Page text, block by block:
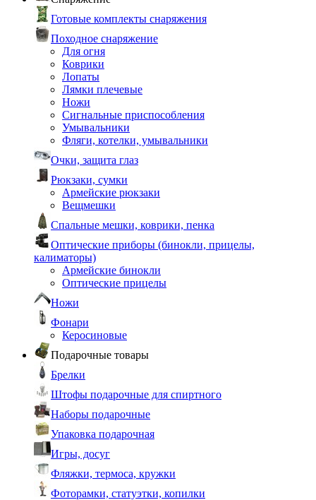
Готовые комплекты снаряжения
Походное снаряжение
Для огня
Коврики
Лопаты
Лямки плечевые
Ножи
Сигнальные приспособления
Умывальники
Фляги, котелки, умывальники
Очки, защита глаз
Рюкзаки, сумки
Армейские рюкзаки
Вещмешки
Спальные мешки, коврики, пенка
Оптические приборы (бинокли, прицелы,
калиматоры)
Армейские бинокли
Оптические прицелы
Ножи
Фонари
Керосиновые
Подарочные товары
Брелки
Штофы подарочные для спиртного
Наборы подарочные
Упаковка подарочная
Игры, досуг
Фляжки, термоса, кружки
Фоторамки, статуэтки, копилки